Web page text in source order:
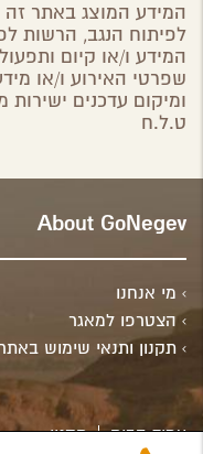
המידע המוצג באתר זה
לפיתוח הנגב, הרשות
המידע ו/או קיום
שפרטי האירוע ו/או
ומיקום עדכנים
ט.ל.ח
About GoNegev
מי אנחנו
הצטרפו למאגר
תקנון ותנאי שימוש
עמוד הבית תקנון